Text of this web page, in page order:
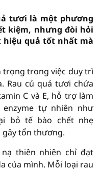
tươi là một phương
kiệm, nhưng đòi hỏi
hiệu quả tốt nhất mà
trọng trong việc duy trì
Rau củ quả tươi chứa
C và E, hỗ trợ làm
tự nhiên như
bỏ tế bào chết nhẹ
gây tổn thương.
thiên nhiên chỉ đạt
của mình. Mỗi loại rau